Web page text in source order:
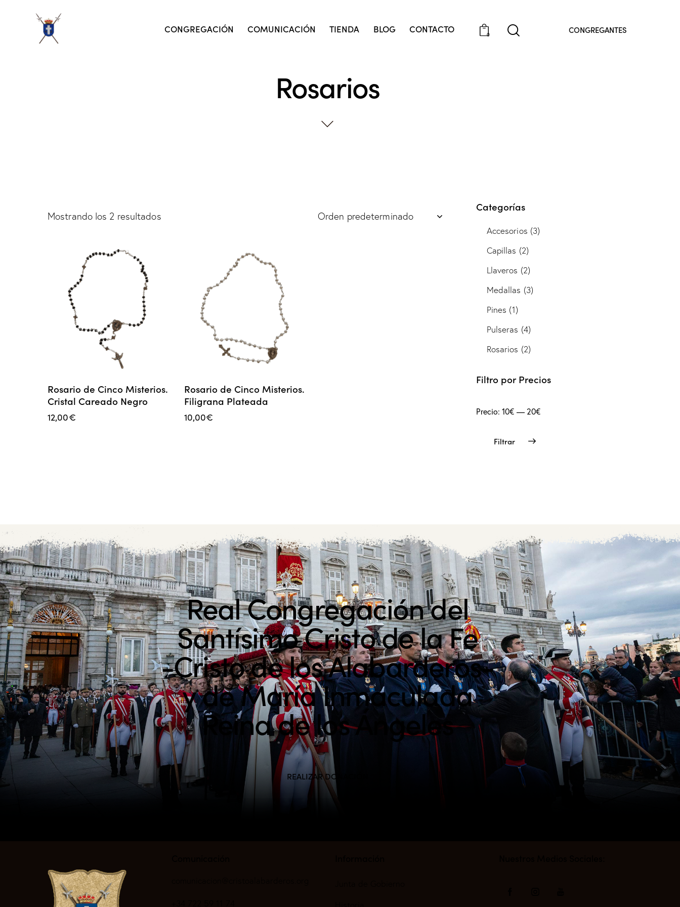
CONGREGACIÓN COMUNICACIÓN TIENDA BLOG CONTACTO
0
CONGREGANTES
Rosarios
Mostrando los 2 resultados
Rosario de Cinco Misterios.
Cristal Careado Negro
12,00€
Rosario de Cinco Misterios.
Filigrana Plateada
10,00€
Categorías
Accesorios (3)
Capillas (2)
Llaveros (2)
Medallas (3)
Pines (1)
Pulseras (4)
Rosarios (2)
Filtro por Precios
Filtrar
Precio:10€ — 20€
Real Congregación del
Santísimo Cristo de la Fe
-Cristo de los Alabarderos-
y de María Inmaculada
Reina de los Ángeles
REALIZAR DONACIÓN